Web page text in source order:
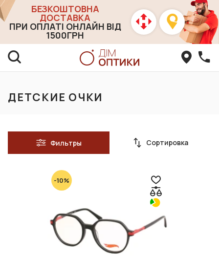
БЕЗКОШТОВНА
ДОСТАВКА
ПРИ ОПЛАТІ ОНЛАЙН ВІД
1500ГРН
ДЕТСКИЕ ОЧКИ
Фильтры Сортировка
-10%